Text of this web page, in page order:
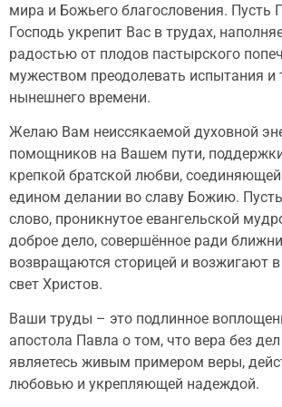
мира и Божьего благословения. Пусть
Господь укрепит Вас в трудах,
радостью от плодов пастырского
мужеством преодолевать испытания и
нынешнего времени.
Желаю Вам неиссякаемой духовной
помощников на Вашем пути,
крепкой братской любви, соединяющей
едином делании во славу Божию.
слово, проникнутое евангельской
доброе дело, совершённое ради
возвращаются сторицей и возжигают
свет Христов.
Ваши труды – это подлинное
апостола Павла о том, что вера без
являетесь живым примером веры,
любовью и укрепляющей надеждой.